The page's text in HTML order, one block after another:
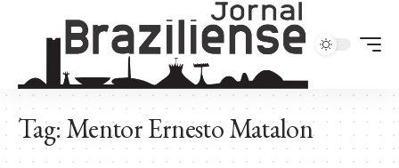
Tag:Mentor Ernesto Matalon